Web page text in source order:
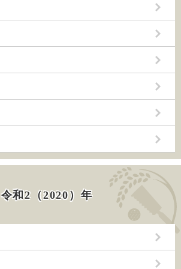
令和2（2020）年